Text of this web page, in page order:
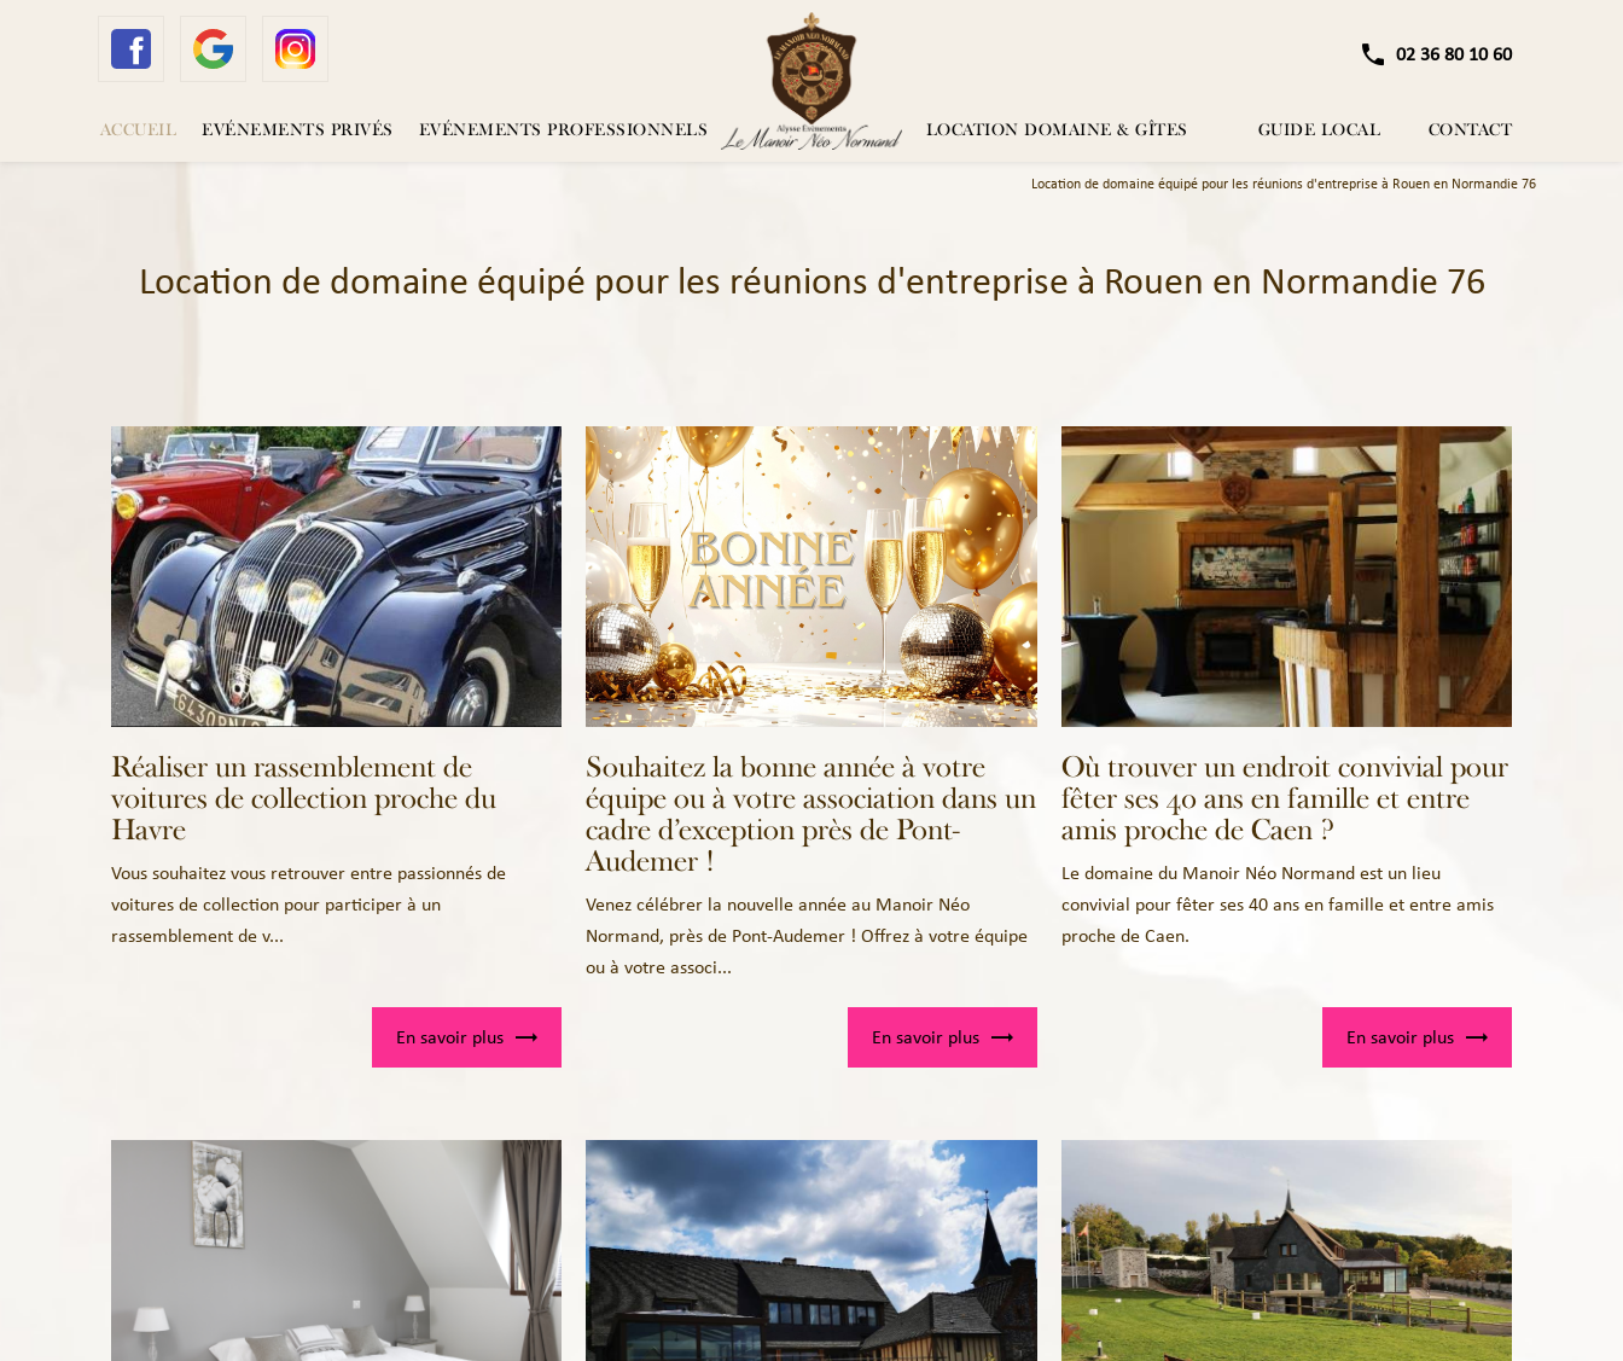
ACCUEIL EVÉNEMENTS PRIVÉS EVÉNEMENTS PROFESSIONNELS
02 36 80 10 60
LOCATION DOMAINE & GÎTES GUIDE LOCAL CONTACT
Location de domaine équipé pour les réunions d'entreprise à Rouen en Normandie 76
Location de domaine équipé pour les réunions d'entreprise à Rouen en Normandie 76
Réaliser un rassemblement de
voitures de collection proche du
Havre
Vous souhaitez vous retrouver entre passionnés de
voitures de collection pour participer à un
rassemblement de v...
En savoir plus
Souhaitez la bonne année à votre
équipe ou à votre association dans un
cadre d’exception près de Pont-
Audemer !
Venez célébrer la nouvelle année au Manoir Néo
Normand, près de Pont-Audemer ! Offrez à votre équipe
ou à votre associ...
En savoir plus
Où trouver un endroit convivial pour
fêter ses 40 ans en famille et entre
amis proche de Caen ?
Le domaine du Manoir Néo Normand est un lieu
convivial pour fêter ses 40 ans en famille et entre amis
proche de Caen.
En savoir plus